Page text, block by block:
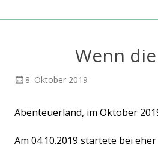
Wenn
Veröffentlicht
8. Oktober 2019
Abenteuerland, im Oktober
Am 04.10.2019 startete bei